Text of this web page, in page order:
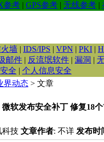
参考 | GPS参考 | 无线参考 |
火墙 | IDS/IPS | VPN | PKI |
邮件 | 反流氓软件 | 漏洞 |
全 | 个人信息安全
界动态 > 文章
微软发布安全补丁 修复18
科技 文章作者: 不详 发布时